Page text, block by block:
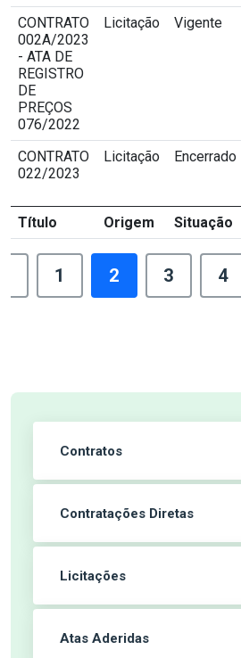
Contratos
Contratações Diretas
Licitações
Atas Aderidas
CONTRATO
002A/2023
- ATA DE
REGISTRO
DE
PREÇOS
076/2022
Licitação Vigente
CONTRATO
022/2023
Licitação Encerrado
Título
Origem Situação
1 2 3 4